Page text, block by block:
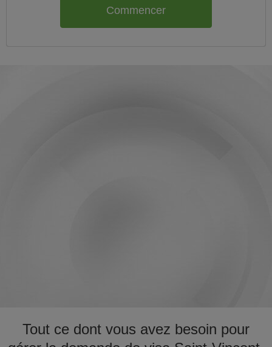
Commencer
Tout ce dont vous avez besoin pour